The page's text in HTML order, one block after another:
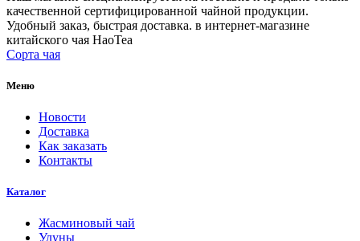
качественной сертифицированной чайной продукции.
Удобный заказ, быстрая доставка. в интернет-магазине
китайского чая HaoTea
Сорта чая
Меню
Новости
Доставка
Как заказать
Контакты
Каталог
Жасминовый чай
Улуны